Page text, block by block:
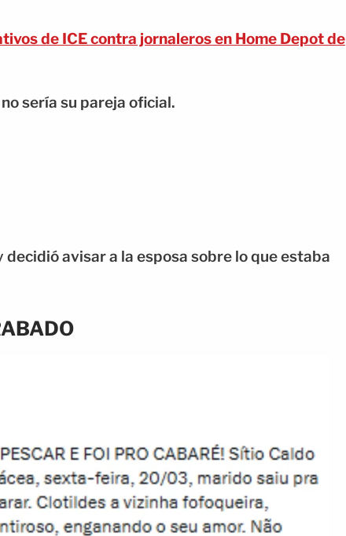
de ICE contra jornaleros en Home Depot de
sería su pareja oficial.
avisar a la esposa sobre lo que estaba